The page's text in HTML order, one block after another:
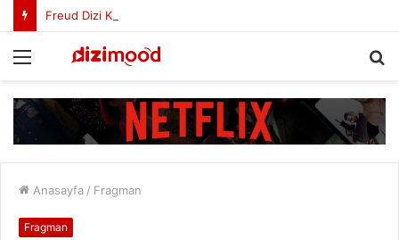
Freud Dizi Konusu Nedir?
Anasayfa / Fragman
Fragman